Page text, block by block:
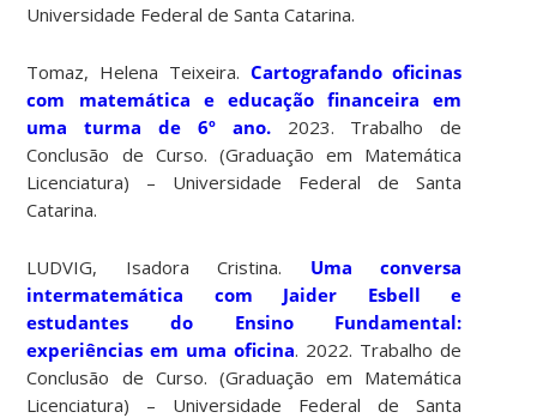
Universidade Federal de Santa Catarina.
Tomaz, Helena Teixeira. Cartografando oficinas
com matemática e educação financeira em
uma turma de 6º ano.2023. Trabalho de
Conclusão de Curso. (Graduação em Matemática
Licenciatura) – Universidade Federal de Santa
Catarina.
LUDVIG, Isadora Cristina. Uma conversa
intermatemática com Jaider Esbell e
estudantes do Ensino Fundamental:
experiências em uma oficina. 2022. Trabalho de
Conclusão de Curso. (Graduação em Matemática
Licenciatura) – Universidade Federal de Santa